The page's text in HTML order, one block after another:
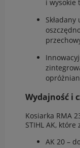
i wysokie
Wydajność i
Kosiarka RMA
STIHL AK,
AK 20 –